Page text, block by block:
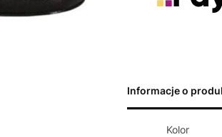
Informacje o
Kolor